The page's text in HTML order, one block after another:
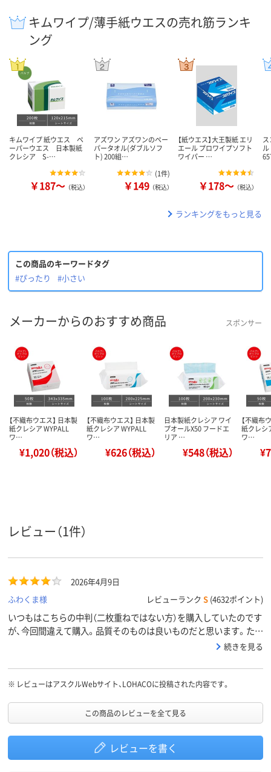
キムワイプ/薄手紙ウエスの売れ筋ランキ
ング
キムワイプ 紙ウエス ペ
ーパーウエス 日本製紙
クレシア S-…
￥187～ （税込）
アズワン アズワンのペー
パータオル(ダブルソフ
ト) 200組…
(1件)
￥149 （税込）
【紙ウエス】大王製紙 エリ
エール プロワイプソフト
ワイパー …
￥178～ （税込）
ランキングをもっと見る
この商品のキーワードタグ
#ぴったり
#小さい
メーカーからのおすすめ商品 スポンサー
【不織布ウエス】 日本製
紙クレシア WYPALL
ワ…
¥1,020（税込）
【不織布ウエス】 日本製
紙クレシア WYPALL
ワ…
¥626（税込）
日本製紙クレシア ワイ
プオールX50 フードエ
リア …
¥548（税込）
【不織布
紙クレシ
ワ…
レビュー（1件）
2026年4月9日
ふわくま様
レビューランク S (4632ポイント)
いつもはこちらの中判（二枚重ねではない方）を購入していたのです
が、今回間違えて購入。品質そのものは良いものだと思います。た
だ、中判より一回り小さいものだったので、手を拭く際に結局２枚使
取った感じは慣れている中判の方が好みなので、こちらを次回購入
するかわかりませんが、小さめのケースに移し替えて使う場合はピ
続きを見る
※ レビューはアスクルWebサイト、LOHACOに投稿された内容です。
この商品のレビューを全て見る
レビューを書く